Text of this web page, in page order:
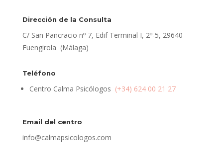
Dirección de la Consulta
C/ San Pancracio nº 7, Edif Terminal I, 2º-5, 29640
Fuengirola (Málaga)
Teléfono
Centro Calma Psicólogos (+34) 624 00 21 27
Email del centro
info@calmapsicologos.com